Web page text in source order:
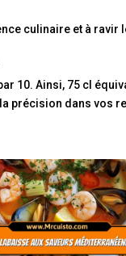
culinaire et à ravir
10. Ainsi, 75 cl
précision dans vos